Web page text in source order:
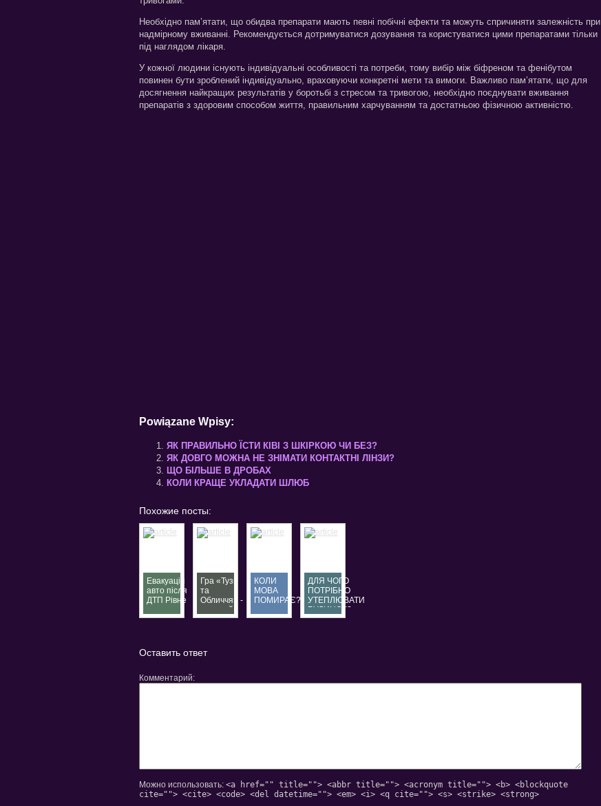
Необхідно пам’ятати, що обидва препарати мають певні побічні ефекти та можуть спричиняти залежність при
надмірному вживанні. Рекомендується дотримуватися дозування та користуватися цими препаратами тільки
під наглядом лікаря.
У кожної людини існують індивідуальні особливості та потреби, тому вибір між біфреном та фенібутом
повинен бути зроблений індивідуально, враховуючи конкретні мети та вимоги. Важливо пам’ятати, що для
досягнення найкращих результатів у боротьбі з стресом та тривогою, необхідно поєднувати вживання
препаратів з здоровим способом життя, правильним харчуванням та достатньою фізичною активністю.
Powiązane Wpisy:
ЯК ПРАВИЛЬНО ЇСТИ КІВІ З ШКІРКОЮ ЧИ БЕЗ?
ЯК ДОВГО МОЖНА НЕ ЗНІМАТИ КОНТАКТНІ ЛІНЗИ?
ЩО БІЛЬШЕ В ДРОБАХ
КОЛИ КРАЩЕ УКЛАДАТИ ШЛЮБ
Похожие посты:
Евакуація
авто після
ДТП Рівне
терміновий
Гра «Тузи
та
Обличчя» -
окремий
вид
КОЛИ
МОВА
ПОМИРАЄ?
ДЛЯ ЧОГО
ПОТРІБНО
УТЕПЛЮВАТИ
БУДИНОК?
Оставить ответ
Комментарий
Можно использовать: <a href="" title=""> <abbr title=""> <acronym title=""> <b> <blockquote
cite=""> <cite> <code> <del datetime=""> <em> <i> <q cite=""> <s> <strike> <strong>